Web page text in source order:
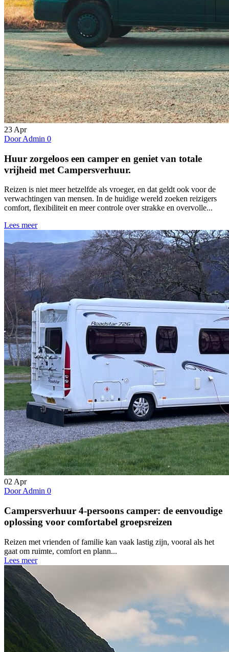
23 Apr
Door Admin 0
Huur zorgeloos een camper en geniet van totale
vrijheid met Campersverhuur.
Reizen is niet meer hetzelfde als vroeger, en dat geldt ook voor de
verwachtingen van mensen. In de huidige wereld zoeken reizigers
comfort, flexibiliteit en meer controle over strakke en overvolle...
Lees meer
02 Apr
Door Admin 0
Campersverhuur 4-persoons camper: de eenvoudige
oplossing voor comfortabel groepsreizen
Reizen met vrienden of familie kan vaak lastig zijn, vooral als het
gaat om ruimte, comfort en plann...
Lees meer